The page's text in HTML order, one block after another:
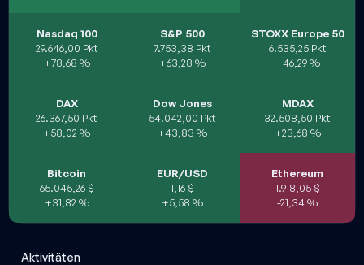
Nasdaq 100
29.646,00 Pkt
+78,68 %
S&P 500
7.753,38 Pkt
+63,28 %
DAX
26.367,50 Pkt
+58,02 %
STOXX Europe 50
6.535,25 Pkt
+46,29 %
Dow Jones
54.042,00 Pkt
+43,83 %
Bitcoin
65.045,26 $
+31,82 %
MDAX
32.508,50 Pkt
+23,68 %
EUR/USD
1,16 $
+5,58 %
Ethereum
1.918,05 $
-21,34 %
Aktivitäten